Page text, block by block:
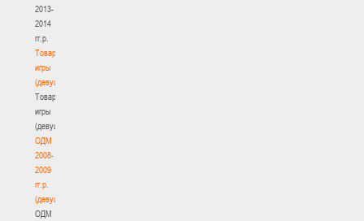
2013-
2014
гг.р.
Товарищеские
игры
(девушки)
Товарищеские
игры
(девушки)
ОДМ
2008-
2009
гг.р.
(девушки)
ОДМ